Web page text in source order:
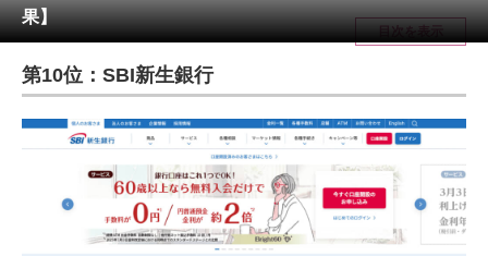
メディア
注目記事を集めた総合ページ
ITの今と未来を見通す
スマホと通信の最新トレンド
進化するPCとデバイスの未来
好きが集まる 比べて選べる
果】
目次を表示
第10位：SBI新生銀行